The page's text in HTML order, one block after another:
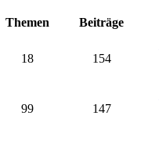
Themen Beiträge
18 154
99 147